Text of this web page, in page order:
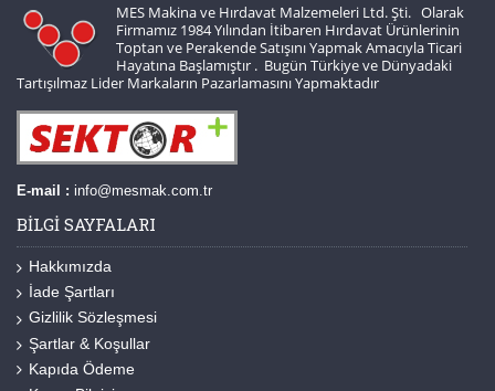
MES Makina ve Hırdavat Malzemeleri Ltd. Şti. Olarak
Firmamız 1984 Yılından İtibaren Hırdavat Ürünlerinin
Toptan ve Perakende Satışını Yapmak Amacıyla Ticari
Hayatına Başlamıştır . Bugün Türkiye ve Dünyadaki
Tartışılmaz Lider Markaların Pazarlamasını Yapmaktadır
E-mail : info@mesmak.com.tr
BILGI SAYFALARI
Hakkımızda
İade Şartları
Gizlilik Sözleşmesi
Şartlar & Koşullar
Kapıda Ödeme